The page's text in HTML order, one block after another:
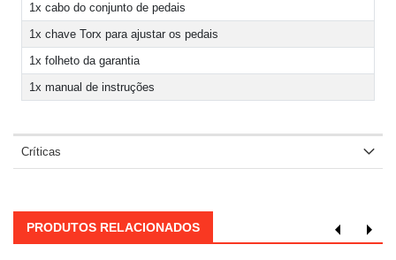
1x cabo do conjunto de pedais
1x chave Torx para ajustar os pedais
1x folheto da garantia
1x manual de instruções
Críticas
PRODUTOS RELACIONADOS